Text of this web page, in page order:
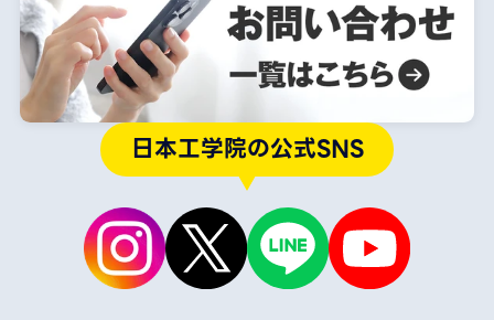
日本工学院の公式SNS